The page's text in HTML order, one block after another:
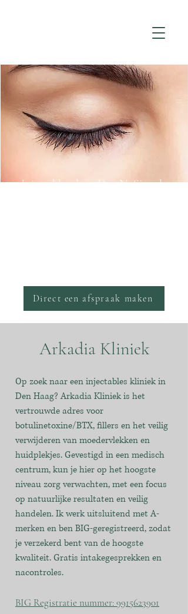
Injectables door Drs. N. Sippel
Direct een afspraak maken
Arkadia Kliniek
Op zoek naar een injectables kliniek in
Den Haag? Arkadia Kliniek is het
vertrouwde adres voor
botulinetoxine/BTX, fillers en het veilig
verwijderen van moedervlekken en
huidplekjes. Gevestigd in een medisch
centrum, kun je hier op het hoogste
niveau zorg verwachten, met een focus
op natuurlijke resultaten en veilig
handelen. Ik werk uitsluitend met A-
merken en ben BIG-geregistreerd, zodat
je verzekerd bent van de hoogste
kwaliteit. Gratis intakegesprekken en
nacontroles.
BIG Registratie nummer: 9915623901